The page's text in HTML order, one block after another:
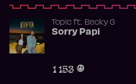
Topicft. Becky G
Sorry Papi
1 153